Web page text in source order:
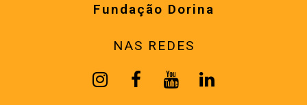
Fundação Dorina
NAS REDES